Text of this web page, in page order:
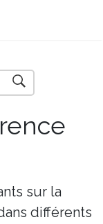
sur la
différents